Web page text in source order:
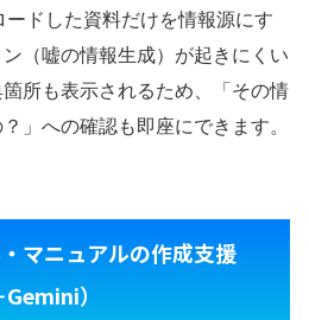
ドした資料だけを情報源にす
（嘘の情報生成）が起きにくい
所も表示されるため、「その情
」への確認も即座にできます。
マニュアルの作成支援
）